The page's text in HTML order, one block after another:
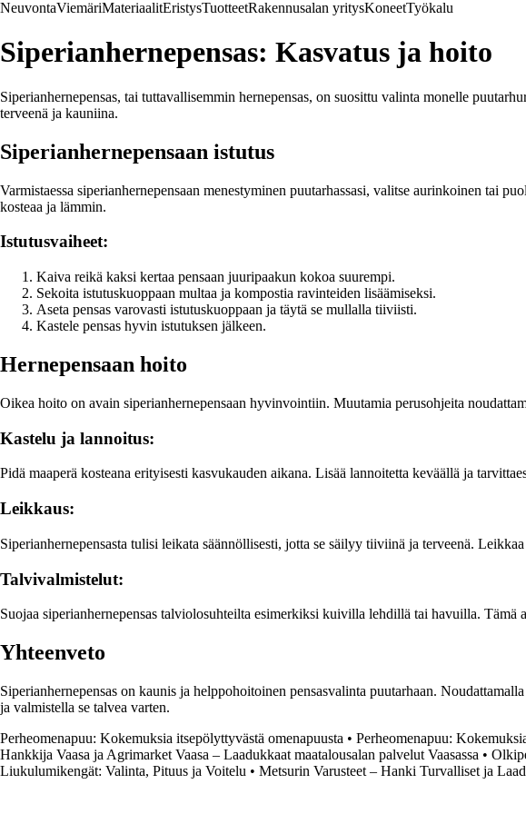
NeuvontaViemäriMateriaalitEristysTuotteetRakennusalan yritysKoneetTyökalu
Siperianhernepensas: Kasvatus ja hoito
Siperianhernepensas, tai tuttavallisemmin hernepensas, on suosittu valinta monelle
terveenä ja kauniina.
Siperianhernepensaan istutus
Varmistaessa siperianhernepensaan menestyminen puutarhassasi, valitse aurinkoinen tai
kosteaa ja lämmin.
Istutusvaiheet:
Kaiva reikä kaksi kertaa pensaan juuripaakun kokoa suurempi.
Sekoita istutuskuoppaan multaa ja kompostia ravinteiden lisäämiseksi.
Aseta pensas varovasti istutuskuoppaan ja täytä se mullalla tiiviisti.
Kastele pensas hyvin istutuksen jälkeen.
Hernepensaan hoito
Oikea hoito on avain siperianhernepensaan hyvinvointiin. Muutamia perusohjeita
Kastelu ja lannoitus:
Pidä maaperä kosteana erityisesti kasvukauden aikana. Lisää lannoitetta keväällä ja
Leikkaus:
Siperianhernepensasta tulisi leikata säännöllisesti, jotta se säilyy tiiviinä ja terveenä.
Talvivalmistelut:
Suojaa siperianhernepensas talviolosuhteilta esimerkiksi kuivilla lehdillä tai havuilla. Tämä
Yhteenveto
Siperianhernepensas on kaunis ja helppohoitoinen pensasvalinta puutarhaan.
ja valmistella se talvea varten.
Perheomenapuu: Kokemuksia itsepölyttyvästä omenapuusta • Perheomenapuu:
Hankkija Vaasa ja Agrimarket Vaasa – Laadukkaat maatalousalan palvelut Vaasassa •
Liukulumikengät: Valinta, Pituus ja Voitelu • Metsurin Varusteet – Hanki Turvalliset ja